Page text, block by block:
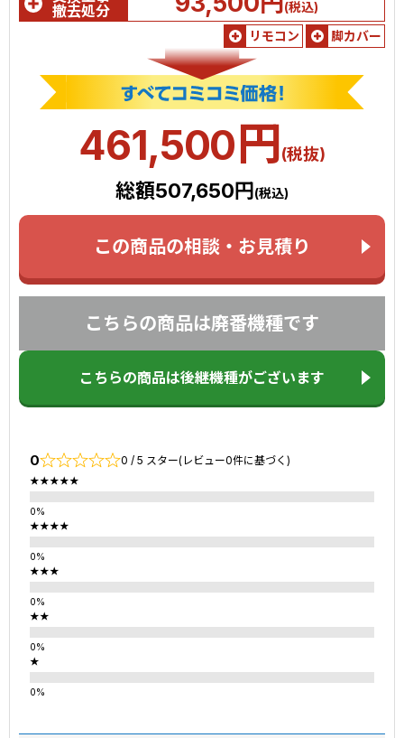
撤去処分
(税込)
リモコン
脚カバー
461,500円(税抜)
総額507,650円(税込)
この商品の相談・お見積り
こちらの商品は廃番機種です
こちらの商品は後継機種がございます
0 0 / 5 スター(レビュー0件に基づく)
★★★★★
★★★★
★★★
★★
★